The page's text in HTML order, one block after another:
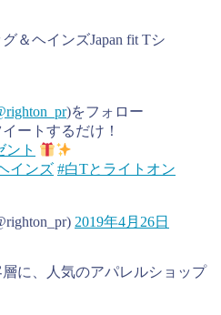
＆ヘインズJapan fit Tシ
)をフォロー
ートするだけ！
ント
インズ #白Tとライトオン
2019年4月26日
に、人気のアパレルショップ